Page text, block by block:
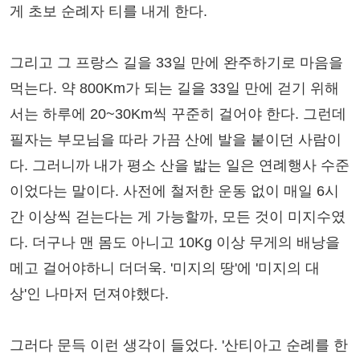
게 초보 순례자 티를 내게 한다.
그리고 그 프랑스 길을 33일 만에 완주하기로 마음을
먹는다. 약 800Km가 되는 길을 33일 만에 걷기 위해
서는 하루에 20~30Km씩 꾸준히 걸어야 한다. 그런데
필자는 부모님을 따라 가끔 산에 발을 붙이던 사람이
다. 그러니까 내가 평소 산을 밟는 일은 연례행사 수준
이었다는 말이다. 사전에 철저한 운동 없이 매일 6시
간 이상씩 걷는다는 게 가능할까, 모든 것이 미지수였
다. 더구나 맨 몸도 아니고 10Kg 이상 무게의 배낭을
메고 걸어야하니 더더욱. '미지의 땅'에 '미지의 대
상'인 나마저 던져야했다.
그러다 문득 이런 생각이 들었다. '산티아고 순례를 한